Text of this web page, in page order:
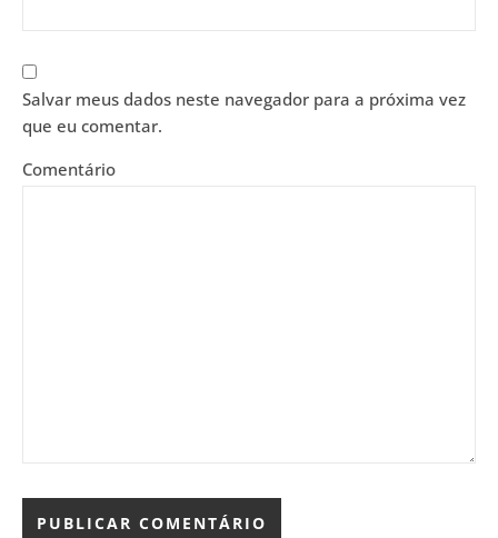
Salvar meus dados neste navegador para a próxima vez
que eu comentar.
Comentário